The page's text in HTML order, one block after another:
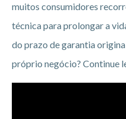
muitos consumidores
técnica para prolongar a
do prazo de garantia
próprio negócio? Continue